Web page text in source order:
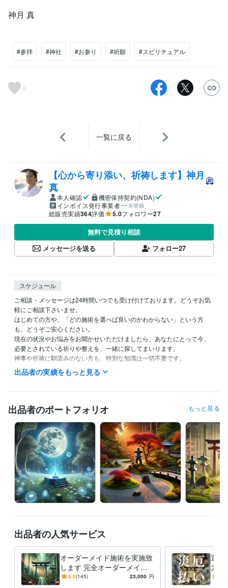
神月 真
#参拝 #神社 #お参り #祈願 #スピリチュアル
6
一覧に戻る
【心から寄り添い、祈祷します】神月
真
本人確認
機密保持契約(NDA)
インボイス発行事業者
未登録
総販売実績364評価 5.0フォロワー27
無料で見積り相談
メッセージを送る
フォロー27
スケジュール
ご相談・メッセージは24時間いつでも受け付けております。どうぞお気
軽にご相談下さいませ。
はじめての方や、「どの施術を選べば良いのかわからない」という方
も、どうぞご安心ください。
現在の状況やお悩みをお聞かせいただけましたら、あなたにとって今、
必要とされている祈りや整えを、一緒に探してまいります。
神事や祈祷に馴染みのない方も、特別な知識は一切不要です。
どんな小さなお悩みでも大丈夫ですので、お気軽にお声かけくださいま
せ。
経験職種
ライフスタイル・その他 / 占い師 経験年数 : 15年
受賞歴
「日々の生活に取り入れる浄化と祓いの技術」 「新年を迎える祈祷
と目標達成の開運術」 「土地の浄化と神聖な空間づくりの実践法」
「神社と日常を結ぶ祈りの実践と秘訣」 「月の満ち欠けに合わせた
願い事の秘訣」 「運気を好転させる祝詞とエネルギーワークの実
践」 「恋愛・家庭運を高める祝詞と祈願の極意」
メンタルケア心理士 取得年 : 2013年
認定スピリチュアルカウンセラー
得意分野
占い 神事・霊視・波動修正・スピリチュアル
出品者の実績をもっと見る
出品者のポートフォリオ もっと見る
出品者の人気サービス
オーダーメイド施術を実施致
します 完全オーダーメイド
の特別商品となります
5.0(145) 23,000 円
運気
力な
った